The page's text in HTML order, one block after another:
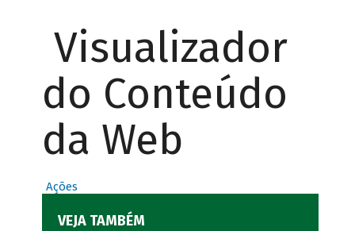
Visualizador
do Conteúdo
da Web
Ações
VEJA TAMBÉM